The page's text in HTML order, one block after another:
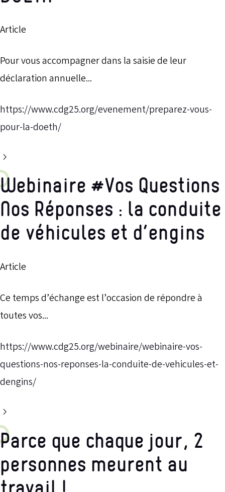
Article
Pour vous accompagner dans la saisie de leur
déclaration annuelle...
https://www.cdg25.org/evenement/preparez-vous-
pour-la-doeth/
Webinaire #Vos Questions
Nos Réponses : la conduite
de véhicules et d’engins
Article
Ce temps d’échange est l’occasion de répondre à
toutes vos...
https://www.cdg25.org/webinaire/webinaire-vos-
questions-nos-reponses-la-conduite-de-vehicules-et-
dengins/
Parce que chaque jour, 2
personnes meurent au